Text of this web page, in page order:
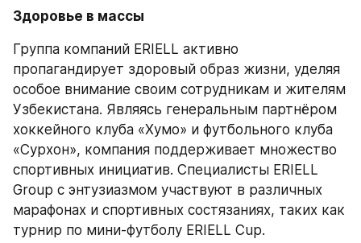
Здоровье в массы
Группа компаний ERIELL активно
пропагандирует здоровый образ жизни, уделяя
особое внимание своим сотрудникам и жителям
Узбекистана. Являясь генеральным партнёром
хоккейного клуба «Хумо» и футбольного клуба
«Сурхон», компания поддерживает множество
спортивных инициатив. Специалисты ERIELL
Group с энтузиазмом участвуют в различных
марафонах и спортивных состязаниях, таких как
турнир по мини-футболу ERIELL Cup.